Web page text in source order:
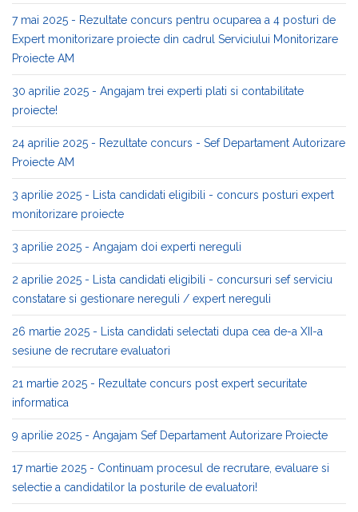
7 mai 2025 - Rezultate concurs pentru ocuparea a 4 posturi de
Expert monitorizare proiecte din cadrul Serviciului Monitorizare
Proiecte AM
30 aprilie 2025 - Angajam trei experti plati si contabilitate
proiecte!
24 aprilie 2025 - Rezultate concurs - Sef Departament Autorizare
Proiecte AM
3 aprilie 2025 - Lista candidati eligibili - concurs posturi expert
monitorizare proiecte
3 aprilie 2025 - Angajam doi experti nereguli
2 aprilie 2025 - Lista candidati eligibili - concursuri sef serviciu
constatare si gestionare nereguli / expert nereguli
26 martie 2025 - Lista candidati selectati dupa cea de-a XII-a
sesiune de recrutare evaluatori
21 martie 2025 - Rezultate concurs post expert securitate
informatica
9 aprilie 2025 - Angajam Sef Departament Autorizare Proiecte
17 martie 2025 - Continuam procesul de recrutare, evaluare si
selectie a candidatilor la posturile de evaluatori!